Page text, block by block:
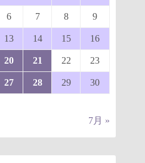
6 7 8 9
13 14 15 16
20 21 22 23
27 28 29 30
7月 »